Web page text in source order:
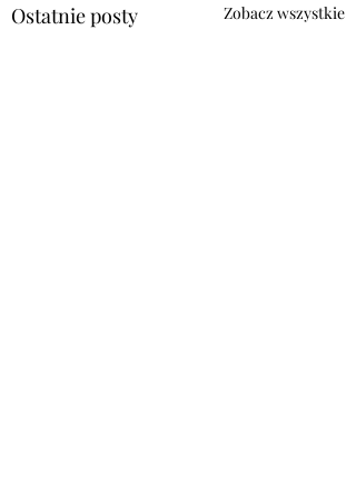
Ostatnie posty Zobacz wszystkie